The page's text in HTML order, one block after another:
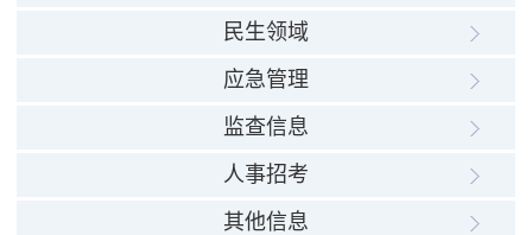
民生领域
应急管理
监查信息
人事招考
其他信息